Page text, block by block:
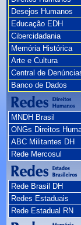
Desejos Humanos
Educação EDH
Cibercidadania
Memória Histórica
Arte e Cultura
Central de
Banco de Dados
MNDH Brasil
ONGs Direitos
ABC Militantes DH
Rede Mercosul
Rede Brasil DH
Redes Estaduais
Rede Estadual RN